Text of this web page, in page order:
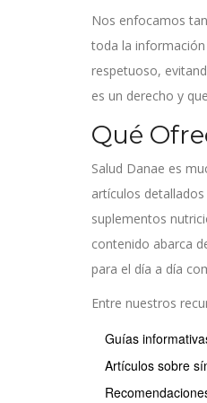
Nos enfocamos
toda la
respetuoso,
es un derecho y
Qué
Salud Danae es
artículos
suplementos
contenido abarca
para el día a día
Entre nuestros
Guías
Artículos sobre